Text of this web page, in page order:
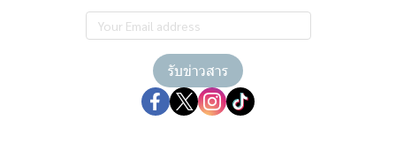
รับข่าวสาร